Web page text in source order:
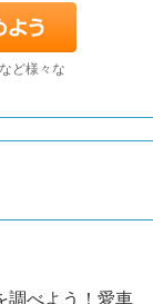
ど様々な
調べよう！愛車